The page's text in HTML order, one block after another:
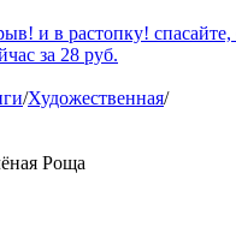
и в растопку!
за 28 руб.
/Художественная/
Роща